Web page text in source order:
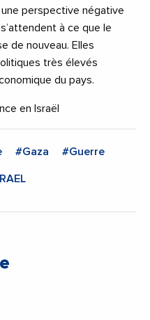
perspective négative
à ce que le
de nouveau. Elles
très élevés
du pays.
en Israël
#Gaza #Guerre